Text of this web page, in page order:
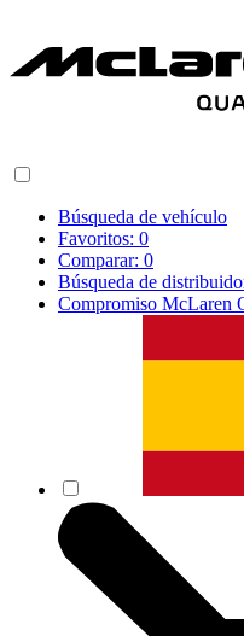
Búsqueda de vehículo
Favoritos: 0
Comparar: 0
Búsqueda de
Compromiso McLaren